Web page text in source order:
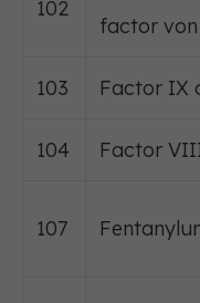
102
factor
103 Factor IX
104 Factor
107